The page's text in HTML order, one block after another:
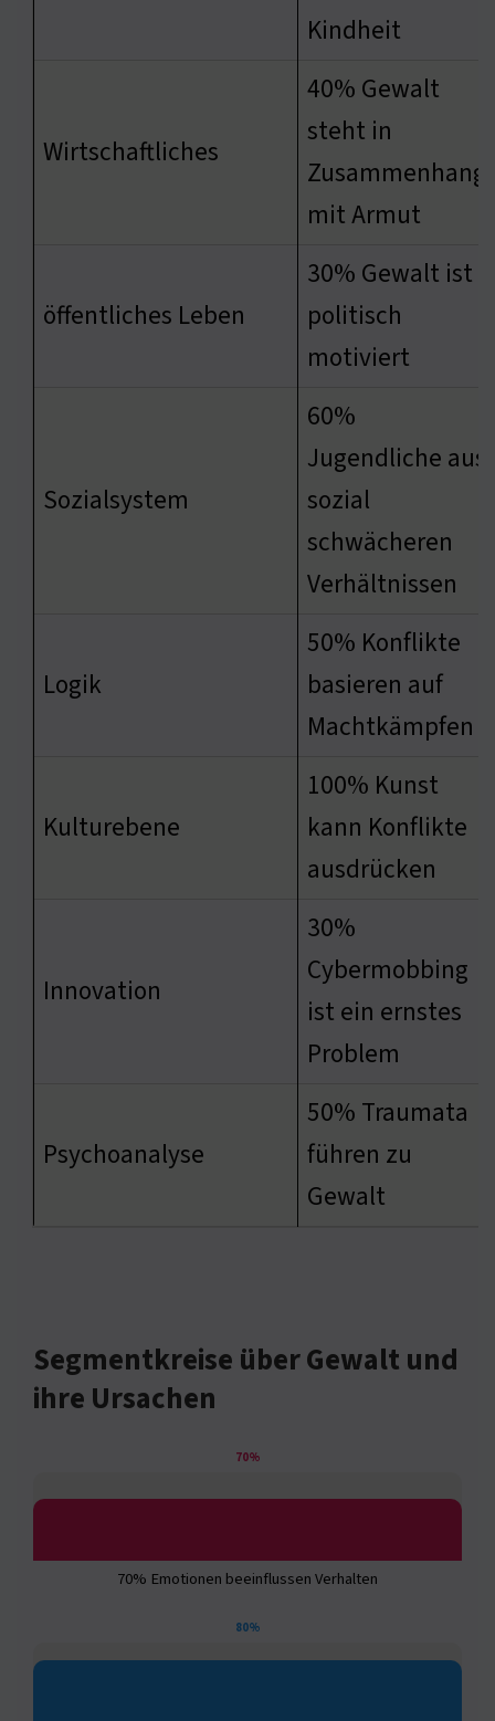
Kindheit
Wirtschaftliches
40% Gewalt
steht in
Zusammenhang
mit Armut
öffentliches Leben
30% Gewalt ist
politisch
motiviert
Sozialsystem
60%
Jugendliche aus
sozial
schwächeren
Verhältnissen
Logik
50% Konflikte
basieren auf
Machtkämpfen
Kulturebene
100% Kunst
kann Konflikte
ausdrücken
Innovation
30%
Cybermobbing
ist ein ernstes
Problem
Psychoanalyse
50% Traumata
führen zu
Gewalt
Segmentkreise über Gewalt und
ihre Ursachen
70%
70% Emotionen beeinflussen Verhalten
80%